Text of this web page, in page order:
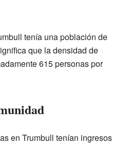
tenía una población de
que la densidad de
615 personas por
en Trumbull tenían ingresos